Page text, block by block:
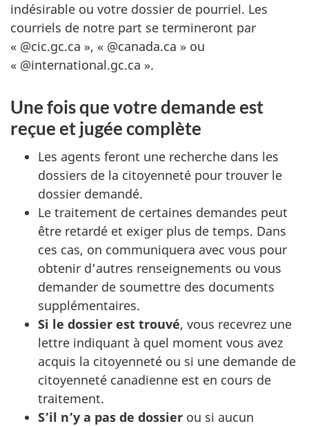
indésirable ou votre dossier de pourriel. Les
courriels de notre part se termineront par
« @cic.gc.ca », « @canada.ca » ou
« @international.gc.ca ».
Une fois que votre demande est
reçue et jugée complète
Les agents feront une recherche dans les
dossiers de la citoyenneté pour trouver le
dossier demandé.
Le traitement de certaines demandes peut
être retardé et exiger plus de temps. Dans
ces cas, on communiquera avec vous pour
obtenir d’autres renseignements ou vous
demander de soumettre des documents
supplémentaires.
Si le dossier est trouvé, vous recevrez une
lettre indiquant à quel moment vous avez
acquis la citoyenneté ou si une demande de
citoyenneté canadienne est en cours de
traitement.
S’il n’y a pas de dossier ou si aucun